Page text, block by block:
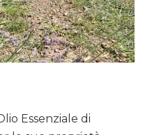
Essenziale di